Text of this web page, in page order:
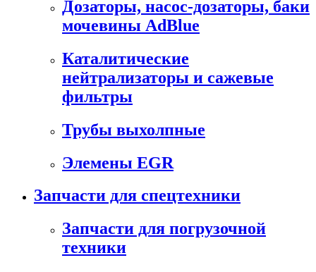
Дозаторы, насос-дозаторы, баки
мочевины AdBlue
Каталитические
нейтрализаторы и сажевые
фильтры
Трубы выхолпные
Элемены EGR
Запчасти для спецтехники
Запчасти для погрузочной
техники